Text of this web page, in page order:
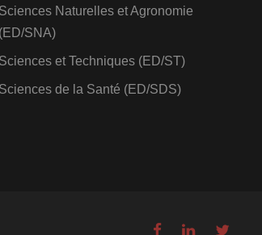
Sciences Naturelles et Agronomie
(ED/SNA)
Sciences et Techniques (ED/ST)
Sciences de la Santé (ED/SDS)